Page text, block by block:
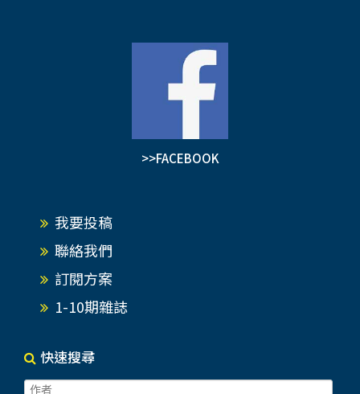
>>FACEBOOK
我要投稿
聯絡我們
訂閱方案
1-10期雜誌
快速搜尋